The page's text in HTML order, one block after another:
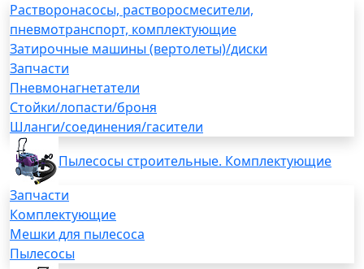
Растворонасосы, растворосмесители,
пневмотранспорт, комплектующие
Затирочные машины (вертолеты)/диски
Запчасти
Пневмонагнетатели
Стойки/лопасти/броня
Шланги/соединения/гасители
Пылесосы строительные. Комплектующие
Запчасти
Комплектующие
Мешки для пылесоса
Пылесосы